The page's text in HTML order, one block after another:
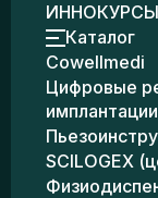
ИННОКУРСЫ
Каталог
Cowellmedi
Цифровые
имплантации
SCILOGEX